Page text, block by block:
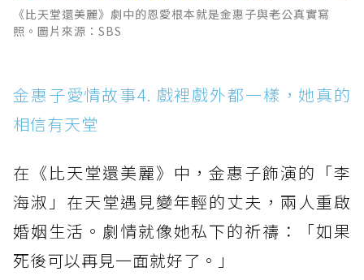
《比天堂還美麗》劇中的恩愛根本就是金惠子與老公真實寫
照。圖片來源：SBS
金惠子愛情故事4. 戲裡戲外都一樣，她真的
相信有天堂
在《比天堂還美麗》中，金惠子飾演的「李
海淑」在天堂遇見變年輕的丈夫，兩人重啟
婚姻生活。劇情就像她私下的祈禱：「如果
死後可以再見一面就好了。」